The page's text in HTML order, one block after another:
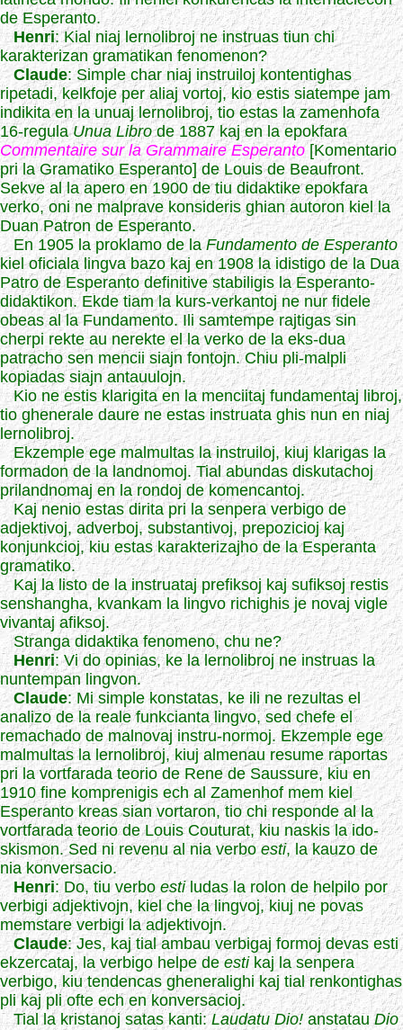
de Esperanto.
Henri: Kial niaj lernolibroj ne instruas tiun chi
karakterizan gramatikan fenomenon?
Claude: Simple char niaj instruiloj kontentighas
ripetadi, kelkfoje per aliaj vortoj, kio estis siatempe jam
indikita en la unuaj lernolibroj, tio estas la zamenhofa
16-regulaUnua Librode 1887 kaj en la epokfara
Commentaire sur la Grammaire Esperanto[Komentario
pri la Gramatiko Esperanto] de Louis de Beaufront.
Sekve al la apero en 1900 de tiu didaktike epokfara
verko, oni ne malprave konsideris ghian autoron kiel la
Duan Patron de Esperanto.
En 1905 la proklamo de laFundamento de Esperanto
kiel oficiala lingva bazo kaj en 1908 la idistigo de la Dua
Patro de Esperanto definitive stabiligis la Esperanto-
didaktikon. Ekde tiam la kurs-verkantoj ne nur fidele
obeas al la Fundamento. Ili samtempe rajtigas sin
cherpi rekte au nerekte el la verko de la eks-dua
patracho sen mencii siajn fontojn. Chiu pli-malpli
kopiadas siajn antauulojn.
Kio ne estis klarigita en la menciitaj fundamentaj libroj,
tio ghenerale daure ne estas instruata ghis nun en niaj
lernolibroj.
Ekzemple ege malmultas la instruiloj, kiuj klarigas la
formadon de la landnomoj. Tial abundas diskutachoj
prilandnomaj en la rondoj de komencantoj.
Kaj nenio estas dirita pri la senpera verbigo de
adjektivoj, adverboj, substantivoj, prepozicioj kaj
konjunkcioj, kiu estas karakterizajho de la Esperanta
gramatiko.
Kaj la listo de la instruataj prefiksoj kaj sufiksoj restis
senshangha, kvankam la lingvo richighis je novaj vigle
vivantaj afiksoj.
Stranga didaktika fenomeno, chu ne?
Henri: Vi do opinias, ke la lernolibroj ne instruas la
nuntempan lingvon.
Claude: Mi simple konstatas, ke ili ne rezultas el
analizo de la reale funkcianta lingvo, sed chefe el
remachado de malnovaj instru-normoj. Ekzemple ege
malmultas la lernolibroj, kiuj almenau resume raportas
pri la vortfarada teorio de Rene de Saussure, kiu en
1910 fine komprenigis ech al Zamenhof mem kiel
Esperanto kreas sian vortaron, tio chi responde al la
vortfarada teorio de Louis Couturat, kiu naskis la ido-
skismon. Sed ni revenu al nia verboesti, la kauzo de
nia konversacio.
Henri: Do, tiu verbo estiludas la rolon de helpilo por
verbigi adjektivojn, kiel che la lingvoj, kiuj ne povas
memstare verbigi la adjektivojn.
Claude: Jes, kaj tial ambau verbigaj formoj devas esti
ekzercataj, la verbigo helpe deestikaj la senpera
verbigo, kiu tendencas gheneralighi kaj tial renkontighas
pli kaj pli ofte ech en konversacioj.
Tial la kristanoj satas kanti:Laudatu Dio! anstatauDio